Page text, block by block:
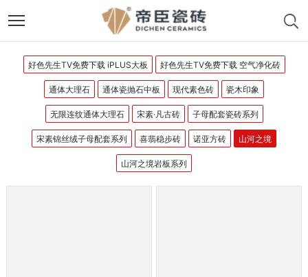
好色先生TV免费下载 iPLUS大板 好色先生TV免费下载 空气净化砖
通体大理石 通体瓷抛石中板 现代素色砖 瓷木印象
无限连纹通体大理石 宋素·凡古砖 子母配套瓷砖系列
宋素锦丝绒子母配套系列 喜翡稳步砖 诺亚方砖 山河之境
山河之境岩板系列